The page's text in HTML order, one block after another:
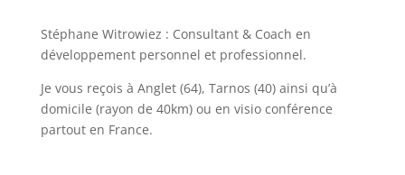
Stéphane Witrowiez : Consultant & Coach en
développement personnel et professionnel.
Je vous reçois à Anglet (64), Tarnos (40) ainsi qu’à
domicile (rayon de 40km) ou en visio conférence
partout en France.